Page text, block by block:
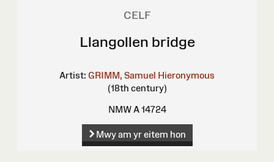
CELF
Llangollen bridge
Artist: GRIMM, Samuel Hieronymous
(18th century)
NMW A 14724
Mwy am yr eitem hon